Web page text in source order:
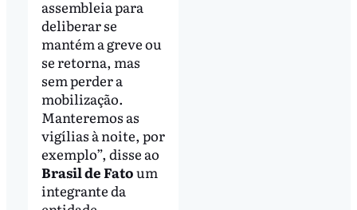
assembleia para
deliberar se
mantém a greve ou
se retorna, mas
sem perder a
mobilização.
Manteremos as
vigílias à noite, por
exemplo”, disse ao
Brasil de Fatoum
integrante da